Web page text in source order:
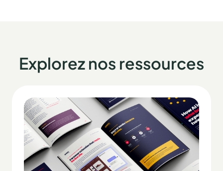
Explorez nos ressources